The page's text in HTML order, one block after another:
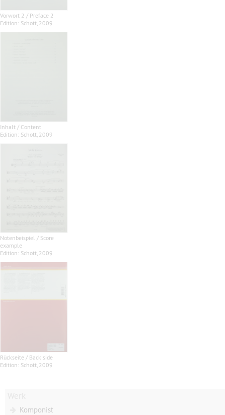
Vorwort 2 / Preface 2
Edition: Schott, 2009
Inhalt / Content
Edition: Schott, 2009
Notenbeispiel / Score
example
Edition: Schott, 2009
Rückseite / Back side
Edition: Schott, 2009
Komponist